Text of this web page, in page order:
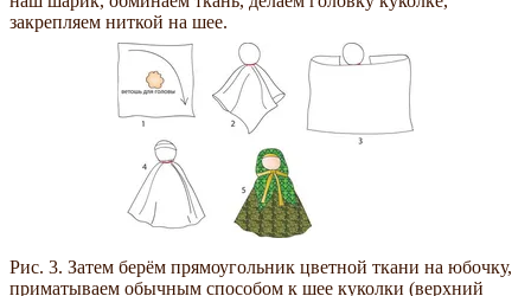
закрепляем ниткой на шее.
Рис. 3. Затем берём прямоугольник цветной ткани на юбочку,
приматываем обычным способом к шее куколки (верхний